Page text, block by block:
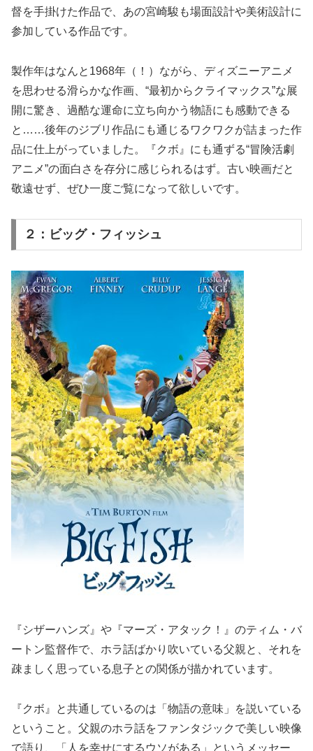
督を手掛けた作品で、あの宮崎駿も場面設計や美術設計に
参加している作品です。
製作年はなんと1968年（！）ながら、ディズニーアニメ
を思わせる滑らかな作画、“最初からクライマックス”な展
開に驚き、過酷な運命に立ち向かう物語にも感動できる
と……後年のジブリ作品にも通じるワクワクが詰まった作
品に仕上がっていました。『クボ』にも通ずる“冒険活劇
アニメ”の面白さを存分に感じられるはず。古い映画だと
敬遠せず、ぜひ一度ご覧になって欲しいです。
２：ビッグ・フィッシュ
『シザーハンズ』や『マーズ・アタック！』のティム・バ
ートン監督作で、ホラ話ばかり吹いている父親と、それを
疎ましく思っている息子との関係が描かれています。
『クボ』と共通しているのは「物語の意味」を説いている
ということ。父親のホラ話をファンタジックで美しい映像
で語り、「人を幸せにするウソがある」というメッセー